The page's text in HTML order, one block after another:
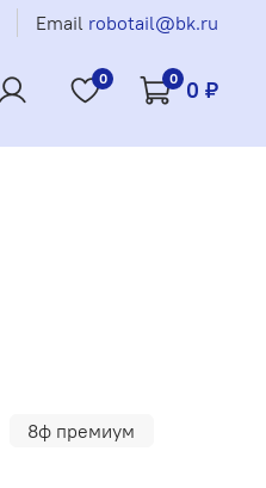
Email robotail@bk.ru
0 0 0 ₽
8ф премиум